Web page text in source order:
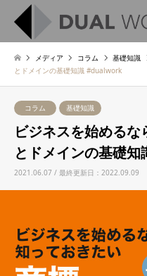
メディア コラム 基礎知識
とドメインの基礎知識 #dualwork
コラム 基礎知識
ビジネスを始める
とドメインの基礎
2021.06.07 / 最終更新日：2022.09.09